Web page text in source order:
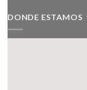
DONDE ESTAMOS